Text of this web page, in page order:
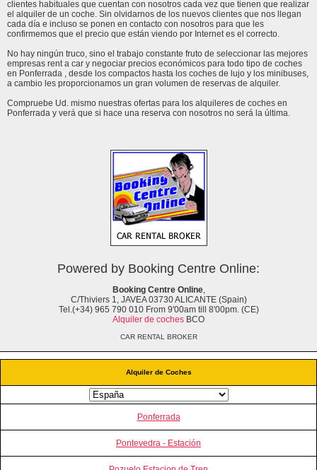
Alquiler de Coches
Ponferrada
Pontevedra - Estación
clientes habituales que cuentan con nosotros cada vez que tienen que realizar
el alquiler de un coche. Sin olvidarnos de los nuevos clientes que nos llegan
cada día e incluso se ponen en contacto con nosotros para que les
confirmemos que el precio que están viendo por Internet es el correcto.
No hay ningún truco, sino el trabajo constante fruto de seleccionar las mejores
empresas rent a car y negociar precios económicos para todo tipo de coches
en Ponferrada , desde los compactos hasta los coches de lujo y los minibuses,
a cambio les proporcionamos un gran volumen de reservas de alquiler.
Compruebe Ud. mismo nuestras ofertas para los alquileres de coches en
Ponferrada y verá que si hace una reserva con nosotros no será la última.
Powered by Booking Centre Online:
Booking Centre Online,
C/Thiviers 1, JAVEA 03730 ALICANTE (Spain)
Tel.(+34) 965 790 010 From 9'00am till 8'00pm. (CE)
Alquiler de coches BCO
CAR RENTAL BROKER